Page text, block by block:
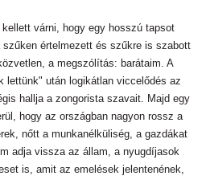
várni, hogy egy hosszú tapsot
szűken értelmezett és szűkre is szabott
a megszólítás: barátaim. A
lettünk" után logikátlan viccelődés az
hallja a zongorista szavait. Majd egy
hogy az országban nagyon rossz a
nőtt a munkanélküliség, a gazdákat
adja vissza az állam, a nyugdíjasok
is, amit az emelések jelentenének,